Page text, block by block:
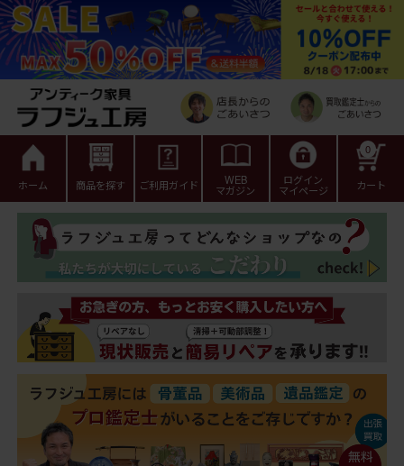
ホーム 商品を探す ご利用ガイド WEB
マガジン
ログイン
マイページ カート
0